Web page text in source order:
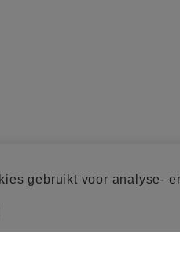
gebruikt voor analyse-